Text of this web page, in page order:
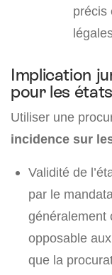
précis
Implication
pour les
Utiliser une
incidence sur
Validité de
par le
généralement
opposable
que la